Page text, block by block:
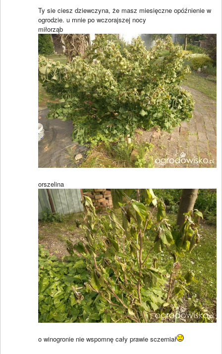
Ty sie ciesz dziewczyna, że masz miesięczne opóźnienie w
ogrodzie. u mnie po wczorajszej nocy
miłorząb
orszelina
o winogronie nie wspomnę cały prawie sczerniał